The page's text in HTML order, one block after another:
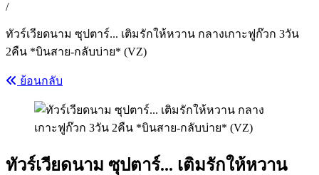
/
ทัวร์เวียดนาม ซุปตาร์... เติมรักให้หวาน กลางเกาะฟูก๊วก 3วัน
2คืน *บินสาย-กลับบ่าย* (VZ)
ย้อนกลับ
ทัวร์เวียดนาม ซุปตาร์... เติมรักให้หวาน